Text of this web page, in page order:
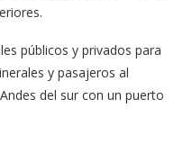
públicos y privados para
y pasajeros al
del sur con un puerto